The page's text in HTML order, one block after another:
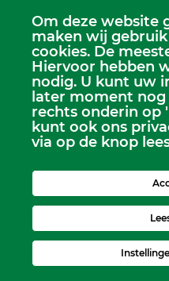
Scriba
Dhr. Leen Kruithof
scriba@kerkheerjansdam.nl
Om deze website
maken wij
cookies. De
Hiervoor hebben
nodig. U kunt uw
later moment nog
rechts onderin op
kunt ook ons
via op de knop